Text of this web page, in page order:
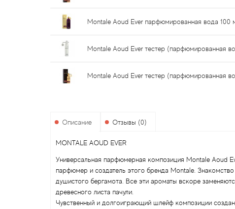
Montale Aoud Ever парфюмированная вода 100
Montale Aoud Ever тестер (парфюмированная
Montale Aoud Ever тестер (парфюмированная
Описание Отзывы (0)
MONTALE AOUD EVER
Универсальная парфюмерная композиция Montale Aoud
парфюмер и создатель этого бренда Montale.
душистого бергамота. Все эти ароматы вскоре
древесного листа пачули.
Чувственный и долгоиграющий шлейф композиции